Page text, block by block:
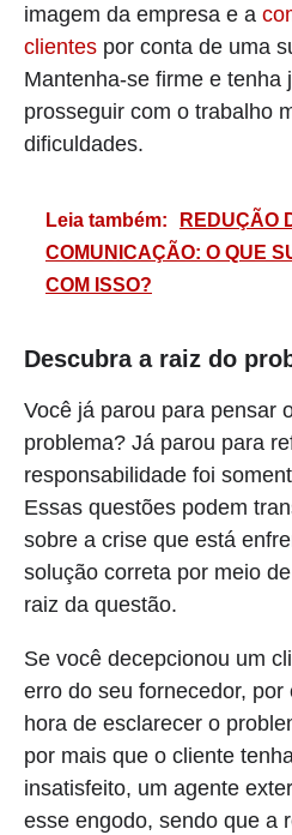
imagem da empresa e a
clientes por conta de uma
Mantenha-se firme e tenha
prosseguir com o trabalho
dificuldades.
Leia também:
REDUÇÃO
COMUNICAÇÃO: O QUE
COM ISSO?
Descubra a raiz do
Você já parou para pensar
problema? Já parou para
responsabilidade foi
Essas questões podem
sobre a crise que está
solução correta por meio
raiz da questão.
Se você decepcionou um
erro do seu fornecedor,
hora de esclarecer o
por mais que o cliente
insatisfeito, um agente
esse engodo, sendo que a